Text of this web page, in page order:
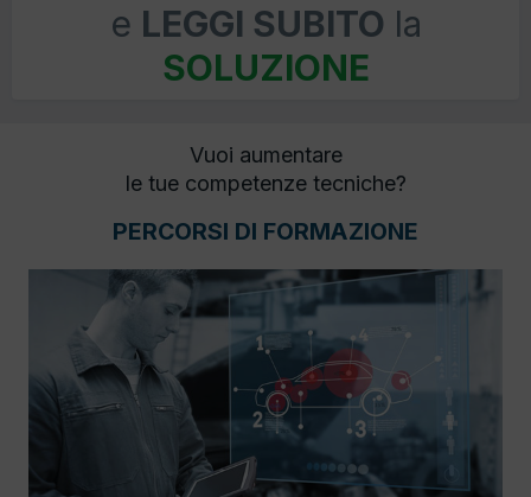
e LEGGI SUBITO la
SOLUZIONE
Vuoi aumentare
le tue competenze tecniche?
PERCORSI DI FORMAZIONE